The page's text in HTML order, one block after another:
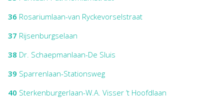
36 Rosariumlaan-van Ryckevorselstraat
37 Rijsenburgselaan
38 Dr. Schaepmanlaan-De Sluis
39 Sparrenlaan-Stationsweg
40 Sterkenburgerlaan-W.A. Visser ’t Hoofdlaan